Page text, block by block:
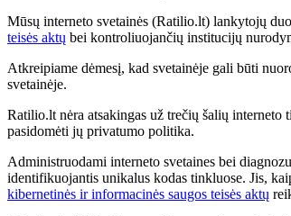
Mūsų interneto svetainės (Ratilio.lt) lankytojų
teisės aktų bei kontroliuojančių institucijų
Atkreipiame dėmesį, kad svetainėje gali būti
svetainėje.
Ratilio.lt nėra atsakingas už trečių šalių
pasidomėti jų privatumo politika.
Administruodami interneto svetaines bei
identifikuojantis unikalus kodas tinkluose. Jis,
kibernetinės ir informacinės saugos teisės aktų